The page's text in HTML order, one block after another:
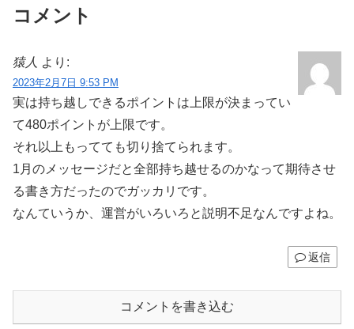
コメント
猿人 より:
2023年2月7日 9:53 PM
実は持ち越しできるポイントは上限が決まってい
て480ポイントが上限です。
それ以上もってても切り捨てられます。
1月のメッセージだと全部持ち越せるのかなって期待させ
る書き方だったのでガッカリです。
なんていうか、運営がいろいろと説明不足なんですよね。
返信
コメントを書き込む